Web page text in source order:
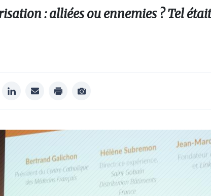
: alliées ou ennemies ? Tel
linkedinmail print
Afficher